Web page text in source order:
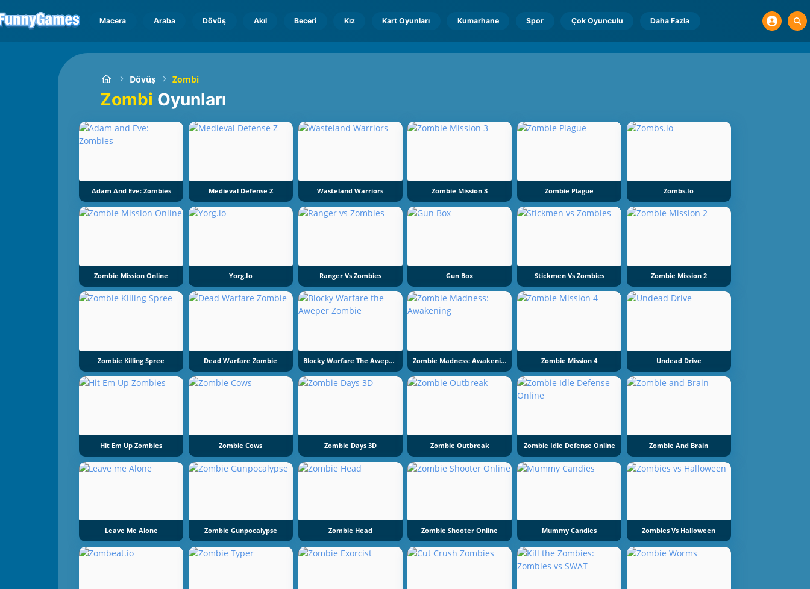
Macera Araba Dövüş Akıl Beceri Kız Kart Oyunları Kumarhane Spor Çok Oyunculu Daha Fazla
Dövüş Zombi
Zombi Oyunları
Adam And Eve: Zombies Medieval Defense Z Wasteland Warriors Zombie Mission 3 Zombie Plague Zombs.io
Zombie Mission Online Yorg.io Ranger Vs Zombies Gun Box Stickmen Vs Zombies Zombie Mission 2
Zombie Killing Spree Dead Warfare Zombie Blocky Warfare The Aweper Zombie Zombie Madness: Awakening Zombie Mission 4 Undead Drive
Hit Em Up Zombies Zombie Cows Zombie Days 3D Zombie Outbreak Zombie Idle Defense Online Zombie And Brain
Leave Me Alone Zombie Gunpocalypse Zombie Head Zombie Shooter Online Mummy Candies Zombies Vs Halloween